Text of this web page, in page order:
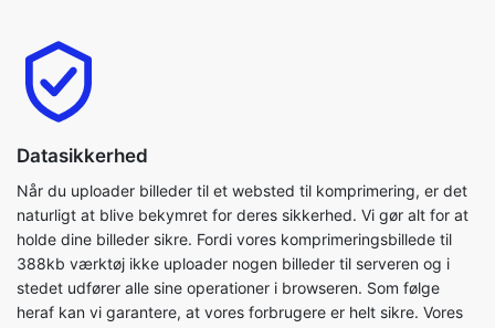
Datasikkerhed
Når du uploader billeder til et websted til komprimering, er det
naturligt at blive bekymret for deres sikkerhed. Vi gør alt for at
holde dine billeder sikre. Fordi vores komprimeringsbillede til
stedet udfører alle sine operationer i browseren. Som følge
heraf kan vi garantere, at vores forbrugere er helt sikre. Vores
servere tillader os ikke at se, dele eller gemme dem. Når du
bruger vores tjenester, Vi garanterer fuldstændig fortrolighed
og privatliv.